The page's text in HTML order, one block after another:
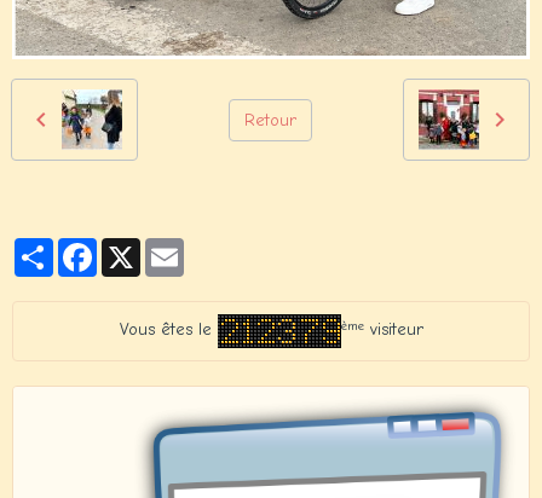
Retour
PartagerFacebook
X
Vous êtes le èmevisiteur